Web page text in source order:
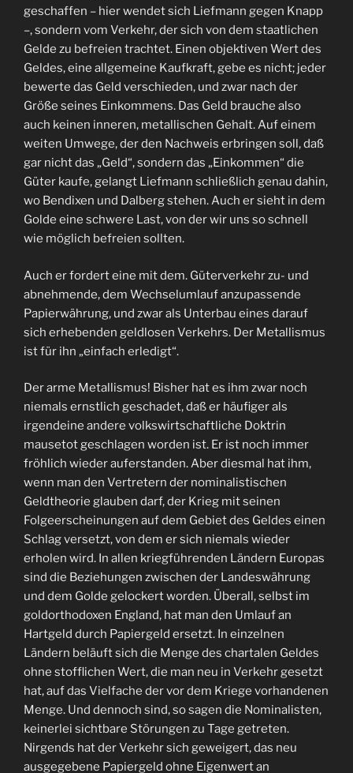
geschaffen – hier wendet sich Liefmann gegen Knapp
–, sondern vom Verkehr, der sich von dem staatlichen
Gelde zu befreien trachtet. Einen objektiven Wert des
Geldes, eine allgemeine Kaufkraft, gebe es nicht; jeder
bewerte das Geld verschieden, und zwar nach der
Größe seines Einkommens. Das Geld brauche also
auch keinen inneren, metallischen Gehalt. Auf einem
weiten Umwege, der den Nachweis erbringen soll, daß
gar nicht das „Geld“, sondern das „Einkommen“ die
Güter kaufe, gelangt Liefmann schließlich genau dahin,
wo Bendixen und Dalberg stehen. Auch er sieht in dem
Golde eine schwere Last, von der wir uns so schnell
wie möglich befreien sollten.
Auch er fordert eine mit dem. Güterverkehr zu- und
abnehmende, dem Wechselumlauf anzupassende
Papierwährung, und zwar als Unterbau eines darauf
sich erhebenden geldlosen Verkehrs. Der Metallismus
ist für ihn „einfach erledigt“.
Der arme Metallismus! Bisher hat es ihm zwar noch
niemals ernstlich geschadet, daß er häufiger als
irgendeine andere volkswirtschaftliche Doktrin
mausetot geschlagen worden ist. Er ist noch immer
fröhlich wieder auferstanden. Aber diesmal hat ihm,
wenn man den Vertretern der nominalistischen
Geldtheorie glauben darf, der Krieg mit seinen
Folgeerscheinungen auf dem Gebiet des Geldes einen
Schlag versetzt, von dem er sich niemals wieder
erholen wird. In allen kriegführenden Ländern Europas
sind die Beziehungen zwischen der Landeswährung
und dem Golde gelockert worden. Überall, selbst im
goldorthodoxen England, hat man den Umlauf an
Hartgeld durch Papiergeld ersetzt. In einzelnen
Ländern beläuft sich die Menge des chartalen Geldes
ohne stofflichen Wert, die man neu in Verkehr gesetzt
hat, auf das Vielfache der vor dem Kriege vorhandenen
Menge. Und dennoch sind, so sagen die Nominalisten,
keinerlei sichtbare Störungen zu Tage getreten.
Nirgends hat der Verkehr sich geweigert, das neu
ausgegebene Papiergeld ohne Eigenwert an